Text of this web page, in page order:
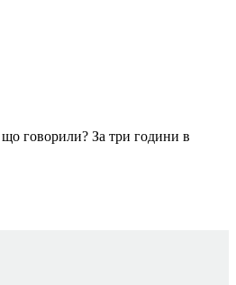
говорили? За три години в